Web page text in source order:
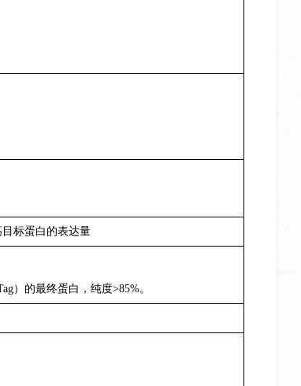
标蛋白的表达量
）的最终蛋白，纯度>85%。